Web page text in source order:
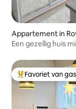
Appartement in
Een gezellig huis
Topfavoriet van
Favoriet van